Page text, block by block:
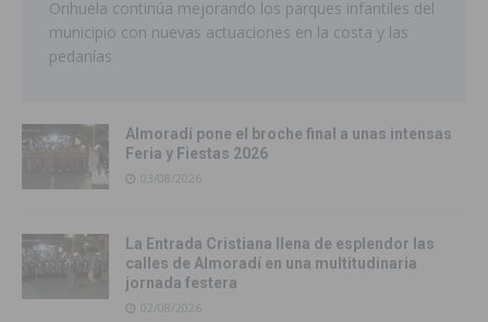
Orihuela continúa mejorando los parques infantiles del
municipio con nuevas actuaciones en la costa y las
pedanías
Almoradí pone el broche final a unas intensas
Feria y Fiestas 2026
03/08/2026
La Entrada Cristiana llena de esplendor las
calles de Almoradí en una multitudinaria
jornada festera
02/08/2026